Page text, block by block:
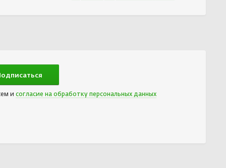
и согласие на обработку персональных данных